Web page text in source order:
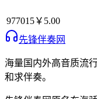
977015￥5.00
先锋伴奏网
海量国内外高音质流
和求伴奏。